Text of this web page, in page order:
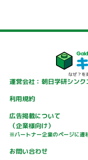
運営会社：朝日学研シンク
利用規約
広告掲載について
（企業様向け）
※パートナー企業のページに遷
お問い合わせ